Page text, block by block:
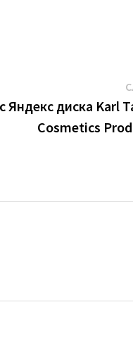
Яндекс диска Karl
Cosmetics